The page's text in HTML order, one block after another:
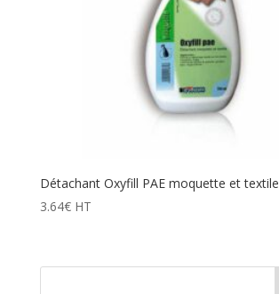
Détachant Oxyfill PAE moquette et textile
3.64€ HT